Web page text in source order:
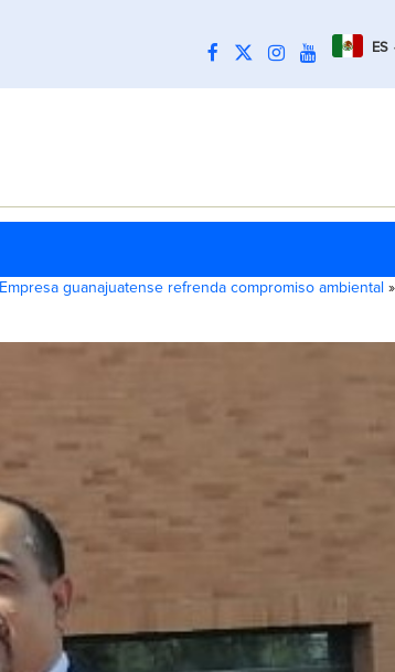
ES
Empresa guanajuatense refrenda compromiso ambiental »